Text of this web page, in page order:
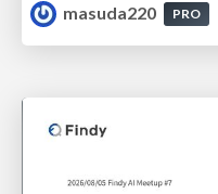
masuda220
PRO